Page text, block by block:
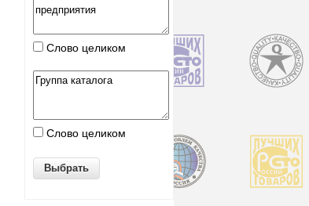
Слово целиком
Слово целиком